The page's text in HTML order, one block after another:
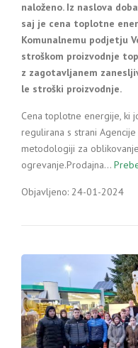
naloženo. Iz naslova
saj je cena toplotne
Komunalnemu podjetju
stroškom proizvodnje
z zagotavljanem
le stroški proizvodnje.
Cena toplotne energije, ki
regulirana s strani
metodologiji za
ogrevanje.Prodajna…
Objavljeno: 24-01-2024